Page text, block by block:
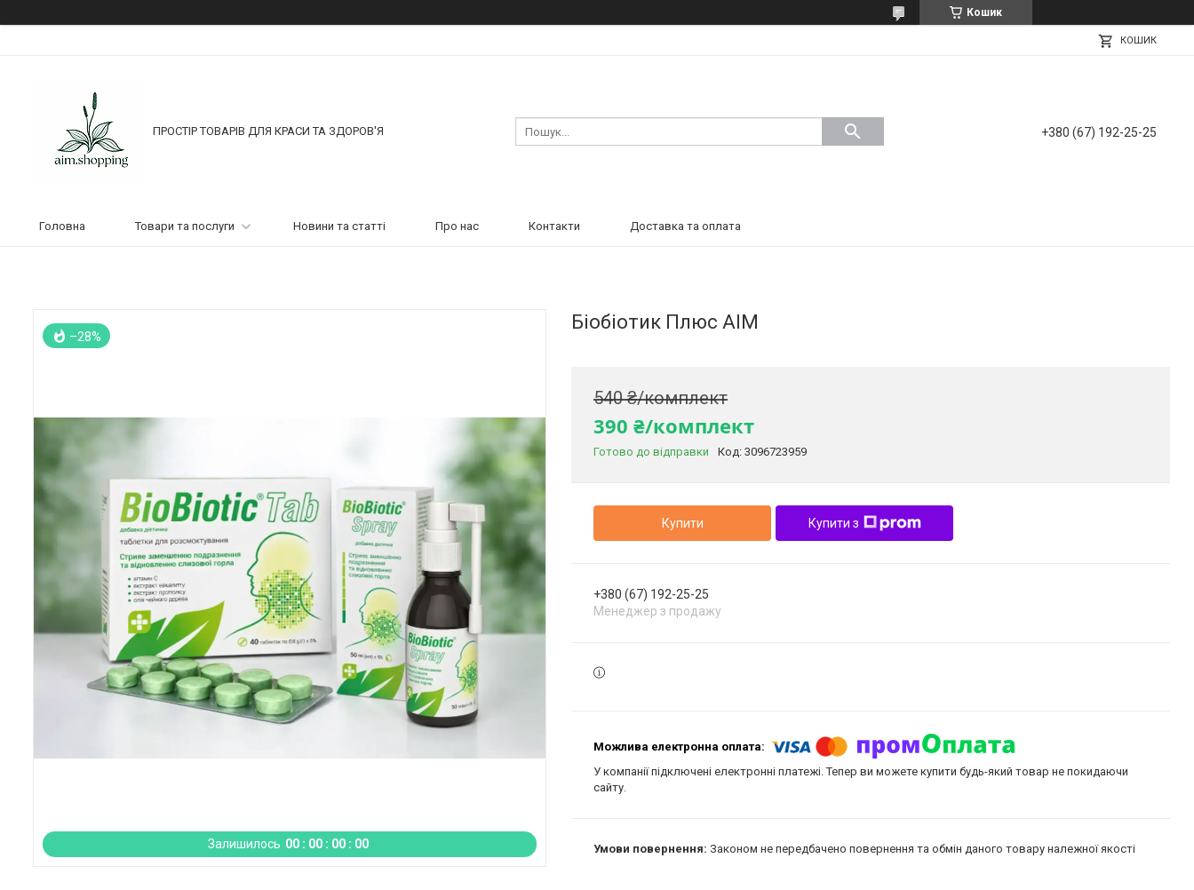
Кошик
КОШИК
ПРОСТІР ТОВАРІВ ДЛЯ КРАСИ ТА ЗДОРОВ'Я +380 (67) 192-25-25
Головна Товари та послуги Новини та статті Про нас Контакти Доставка та оплата
Залишилось 00 00 00 00
–28%
Біобіотик Плюс АІМ
540 ₴/комплект
390 ₴/комплект
Готово до відправки Код: 3096723959
Купити Купити з
+380 (67) 192-25-25
Менеджер з продажу
У компанії підключені електронні платежі. Тепер ви можете купити будь-який товар не покидаючи
сайту.
Законом не передбачено повернення та обмін даного товару належної якості